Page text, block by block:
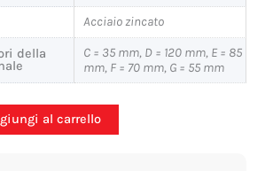
Acciaio zincato
della
C = 35 mm, D = 120 mm, E = 85
mm, F = 70 mm, G = 55 mm
al carrello